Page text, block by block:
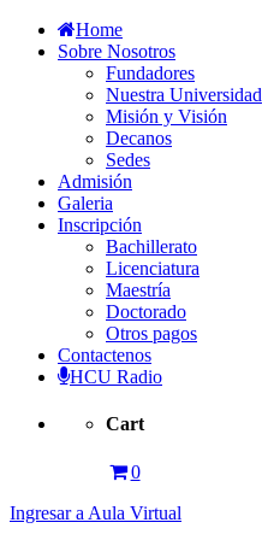
Home
Sobre Nosotros
Fundadores
Nuestra Universidad
Misión y Visión
Decanos
Sedes
Admisión
Galeria
Inscripción
Bachillerato
Licenciatura
Maestría
Doctorado
Otros pagos
Contactenos
HCU Radio
Cart
0
Ingresar a Aula Virtual